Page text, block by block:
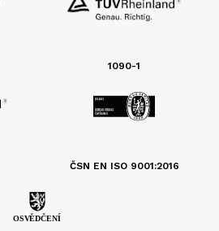
1090-1
ČSN EN ISO 9001:2016